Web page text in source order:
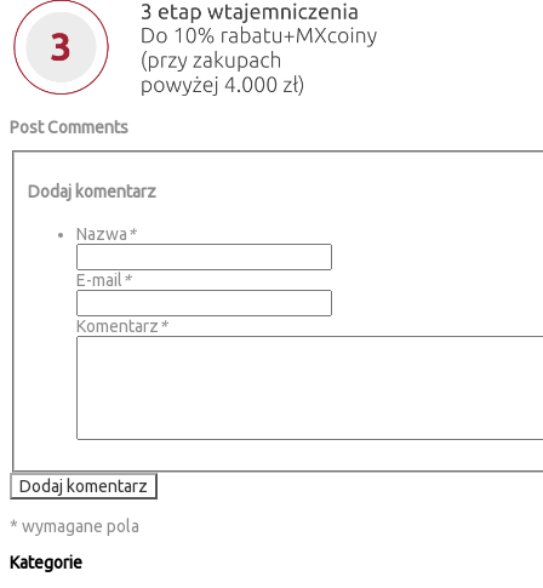
Post Comments
Dodaj komentarz
Nazwa*
E-mail*
Komentarz*
Dodaj komentarz
* wymagane pola
Kategorie